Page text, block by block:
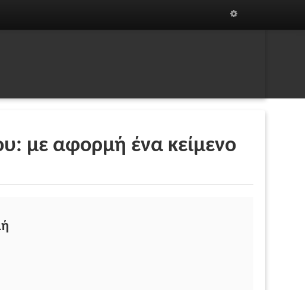
με αφορμή ένα κείμενο